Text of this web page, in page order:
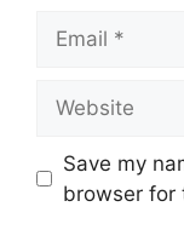
Save my
browser for